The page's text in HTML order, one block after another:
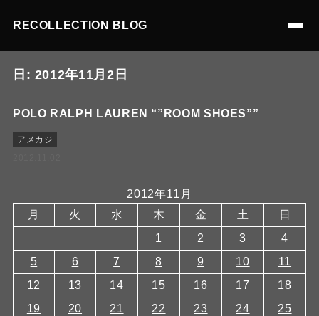
RECOLLECTION BLOG
日: 2012年11月2日
POLO RALPH LAUREN “”ROOM SHOES””
アメカジ
2012年11月
月
火 水 木 金 土
日
1
2 3
4
5
6 7 8 9 10
11
12
13 14 15 16 17
18
19
20 21 22 23 24
25